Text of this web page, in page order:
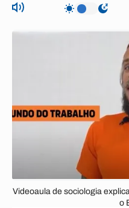
Videoaula de sociologia
o